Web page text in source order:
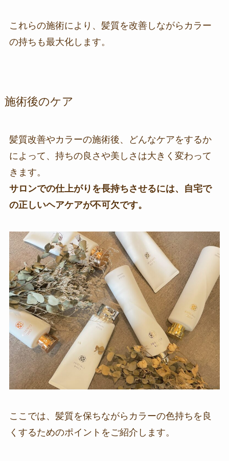
これらの施術により、髪質を改善しながらカラー
の持ちも最大化します。
施術後のケア
髪質改善やカラーの施術後、どんなケアをするか
によって、持ちの良さや美しさは大きく変わって
きます。
サロンでの仕上がりを長持ちさせるには、自宅で
の正しいヘアケアが不可欠です。
ここでは、髪質を保ちながらカラーの色持ちを良
くするためのポイントをご紹介します。